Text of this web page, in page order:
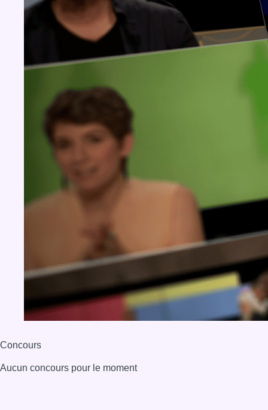
Concours
Aucun concours pour le moment